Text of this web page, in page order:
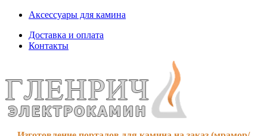
Аксессуары для камина
Доставка и оплата
Контакты